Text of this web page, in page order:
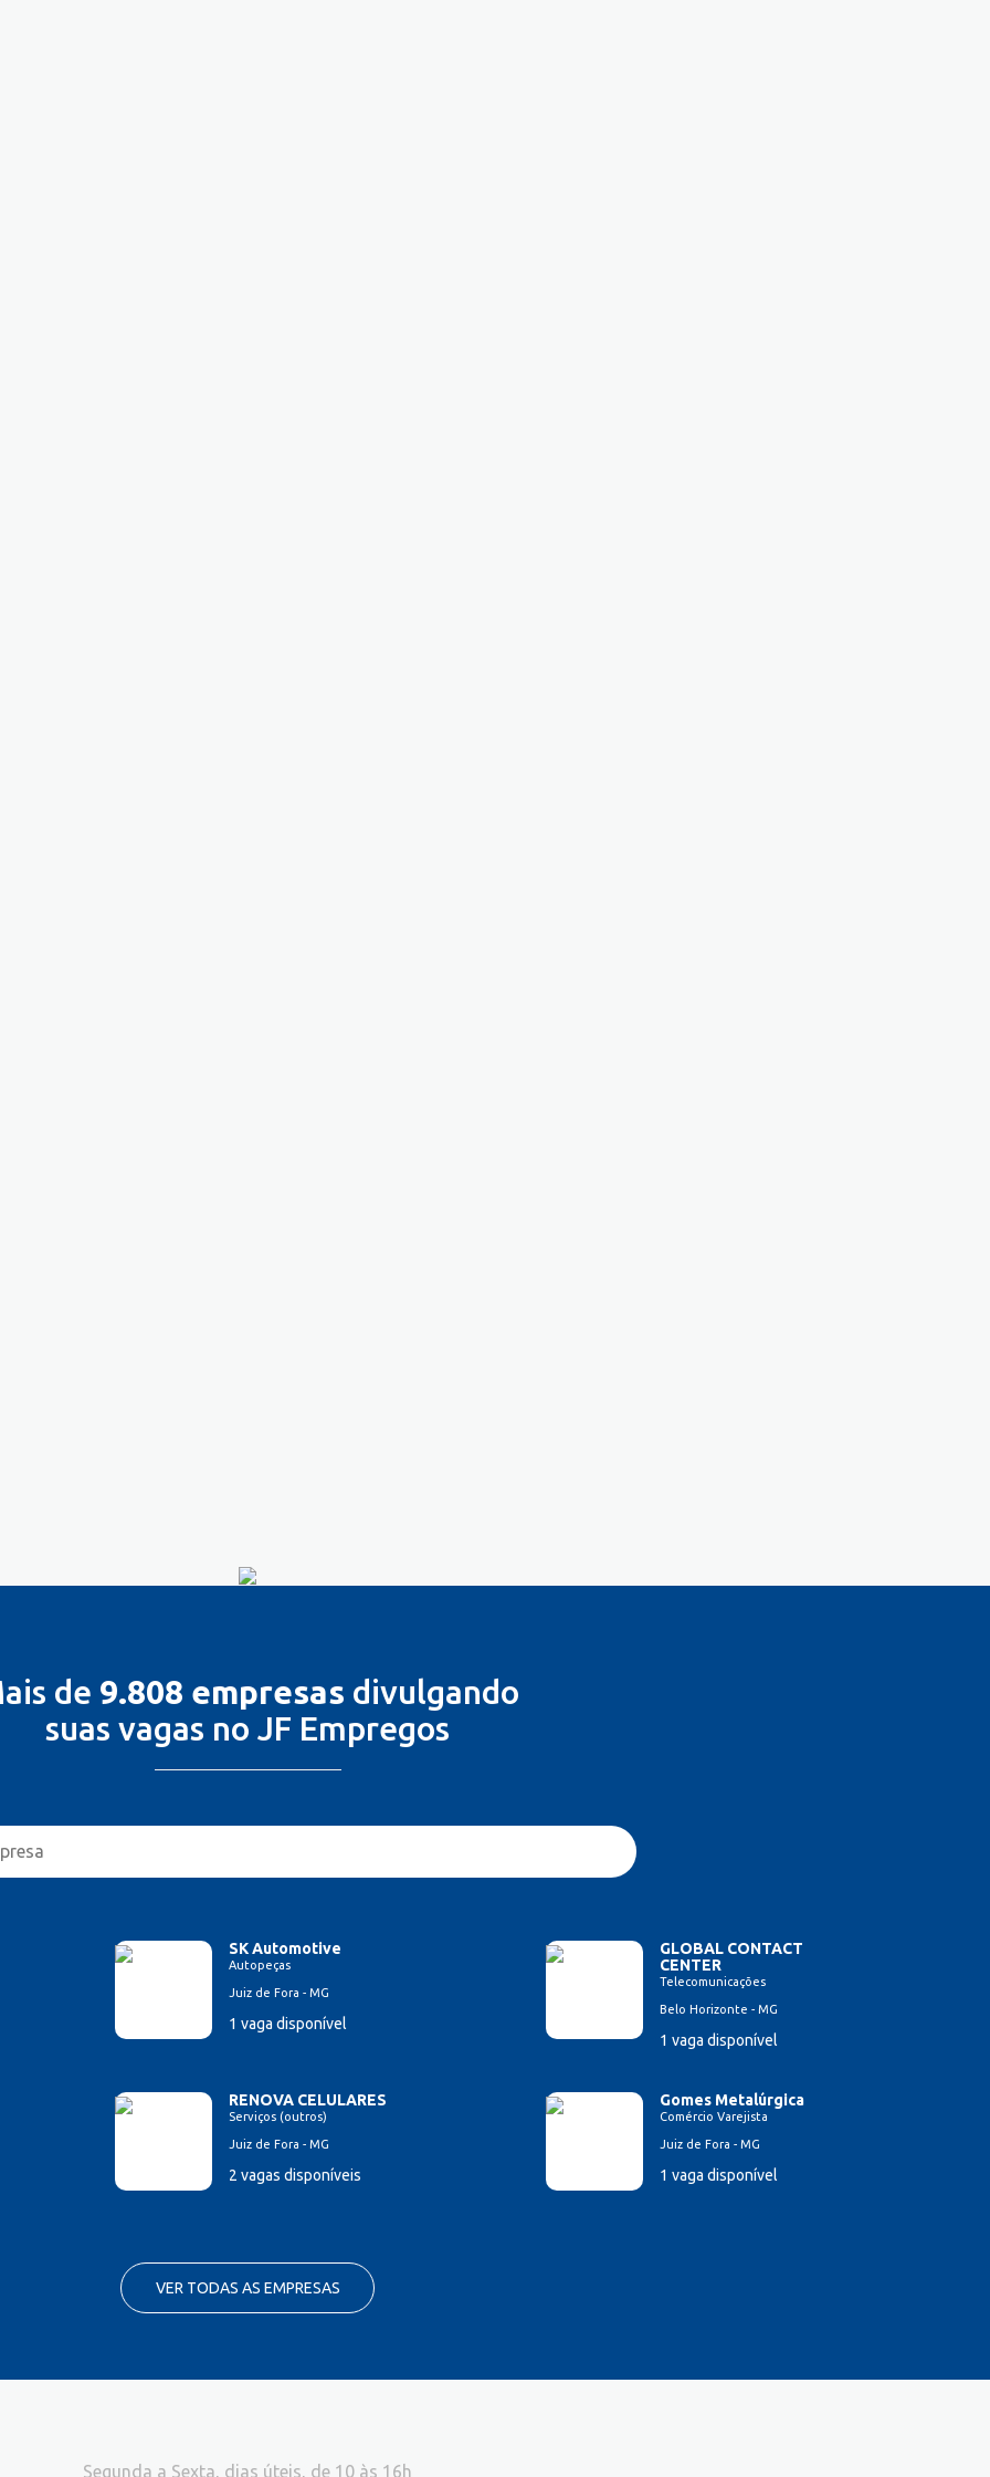
de 9.808 empresas divulgando
suas vagas no JF Empregos
SK Automotive
Autopeças
Juiz de Fora - MG
1 vaga disponível
GLOBAL CONTACT
CENTER
Telecomunicações
Belo Horizonte - MG
1 vaga disponível
RENOVA CELULARES
Serviços (outros)
Juiz de Fora - MG
2 vagas disponíveis
Gomes Metalúrgica
Comércio Varejista
Juiz de Fora - MG
1 vaga disponível
VER TODAS AS EMPRESAS
Segunda a Sexta, dias úteis, de 10 às 16h